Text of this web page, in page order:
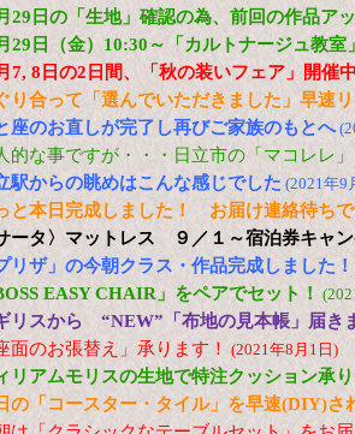
29日の「生地」確認の為、前回の作品ア
29日（金）10:30～「カルトナージュ教室
7, 8日の2日間、「秋の装いフェア」開催
り合って「選んでいただきました」早速
座のお直しが完了し再びご家族のもとへ
的な事ですが・・・日立市の「マコレレ
駅からの眺めはこんな感じでした (2021年9
と本日完成しました！ お届け連絡待ち
ータ〉マットレス ９／１～宿泊券キャ
リザ」の今朝クラス・作品完成しました！
EASY CHAIR」をペアでセット！
リスから “NEW”「布地の見本帳」届き
面のお張替え」承ります！ (2021年8月1日)
リアムモリスの生地で特注クッション承
の「コースター・タイル」を早速(DIY)さ